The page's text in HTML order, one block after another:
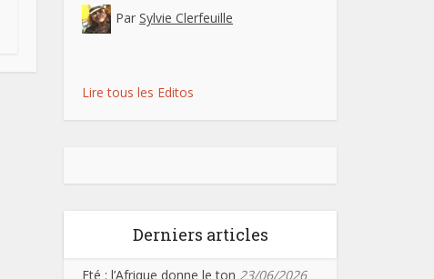
Par Sylvie Clerfeuille
Lire tous les Editos
Derniers articles
Eté : l’Afrique donne le ton 23/06/2026